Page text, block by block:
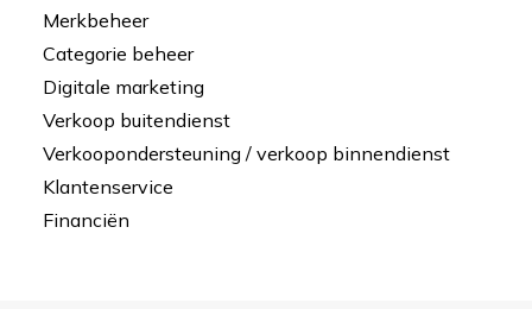
Merkbeheer
Categorie beheer
Digitale marketing
Verkoop buitendienst
Verkoopondersteuning / verkoop binnendienst
Klantenservice
Financiën